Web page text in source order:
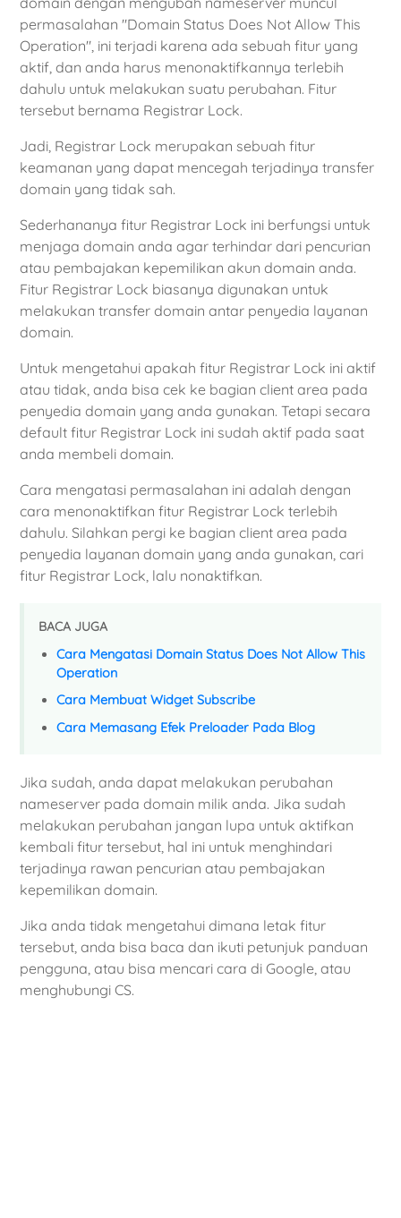
permasalahan "Domain Status Does Not Allow This
Operation", ini terjadi karena ada sebuah fitur yang
aktif, dan anda harus menonaktifkannya terlebih
dahulu untuk melakukan suatu perubahan. Fitur
tersebut bernama Registrar Lock.
Jadi, Registrar Lock merupakan sebuah fitur
keamanan yang dapat mencegah terjadinya transfer
domain yang tidak sah.
Sederhananya fitur Registrar Lock ini berfungsi untuk
menjaga domain anda agar terhindar dari pencurian
atau pembajakan kepemilikan akun domain anda.
Fitur Registrar Lock biasanya digunakan untuk
melakukan transfer domain antar penyedia layanan
domain.
Untuk mengetahui apakah fitur Registrar Lock ini aktif
atau tidak, anda bisa cek ke bagian client area pada
penyedia domain yang anda gunakan. Tetapi secara
default fitur Registrar Lock ini sudah aktif pada saat
anda membeli domain.
Cara mengatasi permasalahan ini adalah dengan
cara menonaktifkan fitur Registrar Lock terlebih
dahulu. Silahkan pergi ke bagian client area pada
penyedia layanan domain yang anda gunakan, cari
fitur Registrar Lock, lalu nonaktifkan.
BACA JUGA
Cara Mengatasi Domain Status Does Not Allow This
Operation
Cara Membuat Widget Subscribe
Cara Memasang Efek Preloader Pada Blog
Jika sudah, anda dapat melakukan perubahan
nameserver pada domain milik anda. Jika sudah
melakukan perubahan jangan lupa untuk aktifkan
kembali fitur tersebut, hal ini untuk menghindari
terjadinya rawan pencurian atau pembajakan
kepemilikan domain.
Jika anda tidak mengetahui dimana letak fitur
tersebut, anda bisa baca dan ikuti petunjuk panduan
pengguna, atau bisa mencari cara di Google, atau
menghubungi CS.